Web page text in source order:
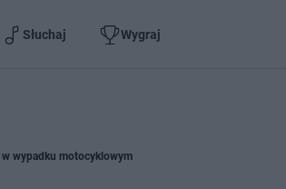
Słuchaj Wygraj
w wypadku motocyklowym